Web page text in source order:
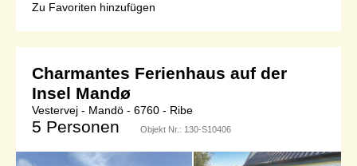
Zu Favoriten hinzufügen
Charmantes Ferienhaus auf der
Insel Mandø
Vestervej - Mandö - 6760 - Ribe
5 Personen Objekt Nr.: 130-S10406